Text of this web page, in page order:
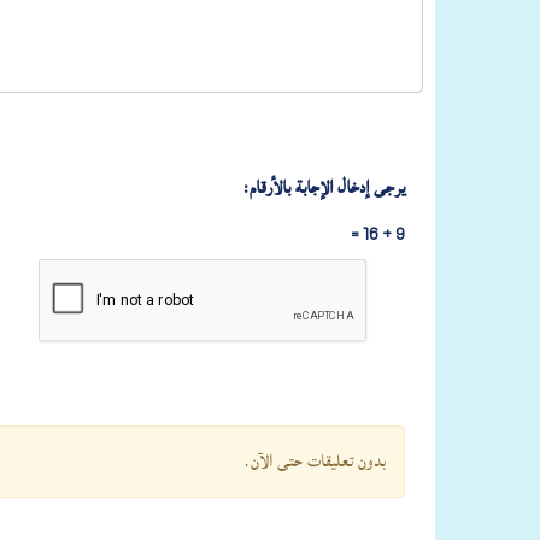
يرجى إدخال الإجابة بالأرقام:
9 + 16 =
بدون تعليقات حتى الآن.